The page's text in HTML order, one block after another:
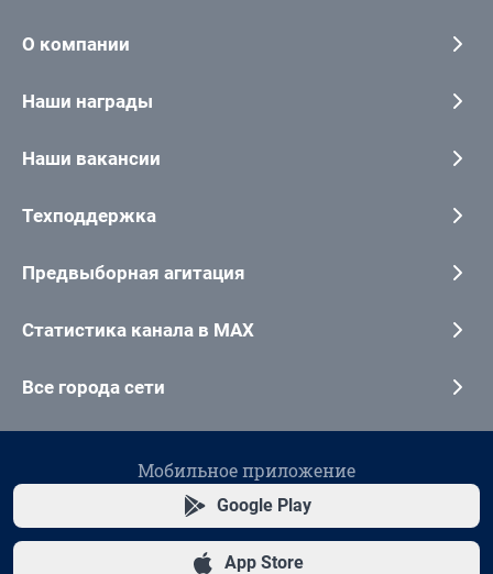
О компании
Наши награды
Наши вакансии
Техподдержка
Предвыборная агитация
Статистика канала в MAX
Все города сети
Мобильное приложение
Google Play
App Store